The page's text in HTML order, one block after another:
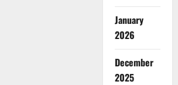
January
2026
December
2025